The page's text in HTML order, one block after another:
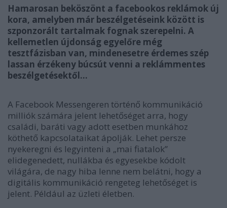
Hamarosan beköszönt a facebookos reklámok új
kora, amelyben már beszélgetéseink között is
szponzorált tartalmak fognak szerepelni. A
kellemetlen újdonság egyelőre még
tesztfázisban van, mindenesetre érdemes szép
lassan érzékeny búcsút venni a reklámmentes
beszélgetésektől…
A Facebook Messengeren történő kommunikáció
milliók számára jelent lehetőséget arra, hogy
családi, baráti vagy adott esetben munkához
köthető kapcsolataikat ápolják. Lehet persze
nyekeregni és legyinteni a „mai fiatalok”
elidegenedett, nullákba és egyesekbe kódolt
világára, de nagy hiba lenne nem belátni, hogy a
digitális kommunikáció rengeteg lehetőséget is
jelent. Például az üzleti életben.